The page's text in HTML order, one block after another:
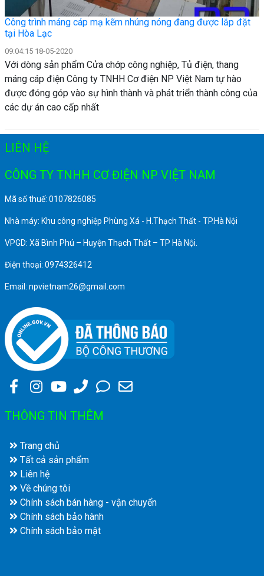
Công trình máng cáp mạ kẽm nhúng nóng đang được lắp đặt
tại Hòa Lạc
09:04:15 18-05-2020
Với dòng sản phẩm Cửa chớp công nghiệp, Tủ điện, thang
máng cáp điện Công ty TNHH Cơ điện NP Việt Nam tự hào
được đóng góp vào sự hình thành và phát triển thành công của
các dự án cao cấp nhất
LIÊN HỆ
CÔNG TY TNHH CƠ ĐIỆN NP VIỆT NAM
Mã số thuế: 0107826085
Nhà máy: Khu công nghiệp Phùng Xá - H.Thạch Thất - TP.Hà Nội
VPGD: Xã Bình Phú – Huyện Thạch Thất – TP Hà Nội.
Điện thoại: 0974326412
Email: npvietnam26@gmail.com
THÔNG TIN THÊM
Trang chủ
Tất cả sản phẩm
Liên hệ
Về chúng tôi
Chính sách bán hàng - vận chuyển
Chính sách bảo hành
Chính sách bảo mật